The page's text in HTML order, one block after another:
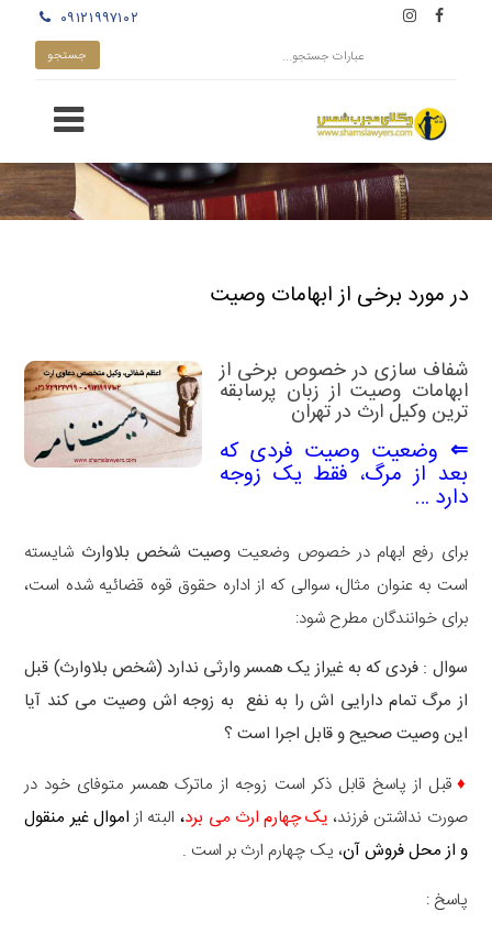
۰۹۱۲۱۹۹۷۱۰۲
در مورد برخی از ابهامات وصیت
شفاف سازی در خصوص برخی از
ابهامات وصیت از زبان پرسابقه
ترین وکیل ارث در تهران
⇐ وضعیت وصیت فردی که
بعد از مرگ، فقط یک زوجه
دارد …
برای رفع ابهام در خصوص وضعیت وصیت شخص بلاوارث شایسته
است به عنوان مثال، سوالی که از اداره حقوق قوه قضائیه شده است،
برای خوانندگان مطرح شود:
سوال : فردی که به غیراز یک همسر وارثی ندارد (شخص بلاوارث) قبل
از مرگ تمام دارایی اش را به نفع به زوجه اش وصیت می کند آیا
این وصیت صحیح و قابل اجرا است ؟
♦ قبل از پاسخ قابل ذکر است زوجه از ماترک همسر متوفای خود در
صورت نداشتن فرزند، یک چهارم ارث می برد، البته از اموال غیر منقول
و از محل فروش آن، یک چهارم ارث بر است .
پاسخ :